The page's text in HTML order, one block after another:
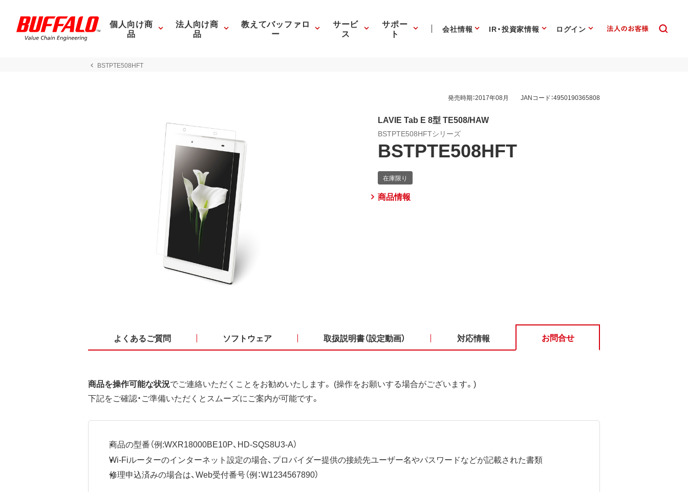
個人向け商
品
法人向け商
品
教えてバッファロ
ー
サービ
ス
サポー
ト 会社情報 IR・投資家情報 ログイン
BSTPTE508HFT
発売時期：2017年08月 JANコード：4950190365808
LAVIE Tab E 8型 TE508/HAW
BSTPTE508HFTシリーズ
BSTPTE508HFT
商品情報
よくあるご質問 ソフトウェア 取扱説明書（設定動画） 対応情報 お問合せ
商品を操作可能な状況でご連絡いただくことをお勧めいたします。 (操作をお願いする場合がございます。)
下記をご確認・ご準備いただくとスムーズにご案内が可能です。
商品の型番（例:WXR18000BE10P、HD-SQS8U3-A）
Wi-Fiルーターのインターネット設定の場合、プロバイダー提供の接続先ユーザー名やパスワードなどが記載された書類
修理申込済みの場合は、Web受付番号（例：W1234567890）